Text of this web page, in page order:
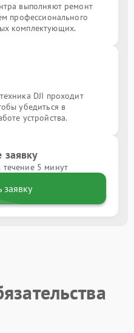
выполняют ремонт
профессионального
комплектующих.
DJI проходит
убедиться в
устройства.
заявку
5 минут
заявку